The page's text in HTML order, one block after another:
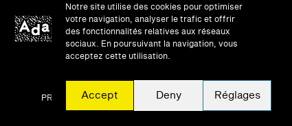
Notre site utilise des cookies pour optimiser
votre navigation, analyser le trafic et offrir
des fonctionnalités relatives aux réseaux
sociaux. En poursuivant la navigation, vous
acceptez cette utilisation.
Accept Deny Réglages
UNE QUESTION ?
PRIVATISATION MENTIONS LÉGALES